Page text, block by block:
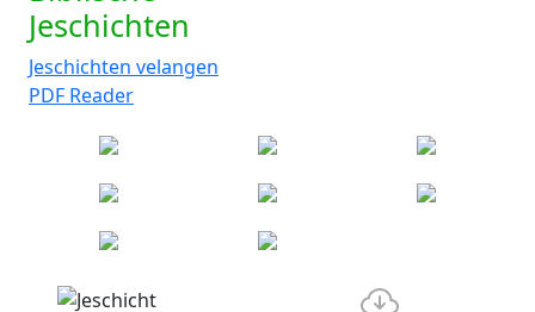
Jeschichten
Jeschichten velangen
PDF Reader